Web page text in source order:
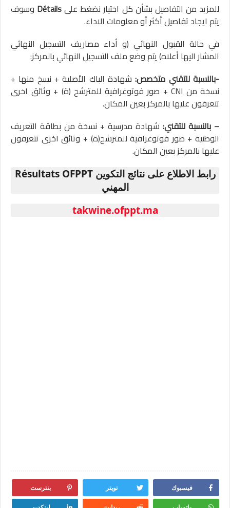
للمزيد من التفاصيل بشأن كل اختيار نضغط علىDétails وسوف
يتم ايجاد تفاصيل أكثر أو معلومات الاداء.
في حالة القبول النهائي (و أداء مصاريف التسجيل النهائي
المشار اليها أعلاه) يتم وضع ملف التسجيل النهائي بالمركز:
-بالنسبة للتقني متخصص:شهادة الباك الأصلية + نسخ منها +
نسخة من CNI + صور فوتوغرافية للمترشح (ة) + وثائق اخرى
تتعرفون عليها بالمركز بعين المكان.
– بالنسبة للتقني: شهادة مدرسية + نسخة من بطاقة التعريف
الوطنية + صور فوتوغرافية للمترشح(ة) + وثائق اخرى تتعرفون
عليها بالمركز بعين المكان.
RésultatsOFPPT رابط الاطلاع على نتائج التكوين
المهني
takwine.ofppt.ma
فيسبوك تويتر بنترست